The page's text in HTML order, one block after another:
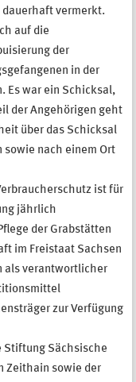
dauerhaft vermerkt.
auf die
der
in der
Es war ein Schicksal,
der Angehörigen geht
über das Schicksal
nach einem Ort
ist für
jährlich
der Grabstätten
im Freistaat Sachsen
als verantwortlicher
zur Verfügung
Stiftung Sächsische
Zeithain sowie der